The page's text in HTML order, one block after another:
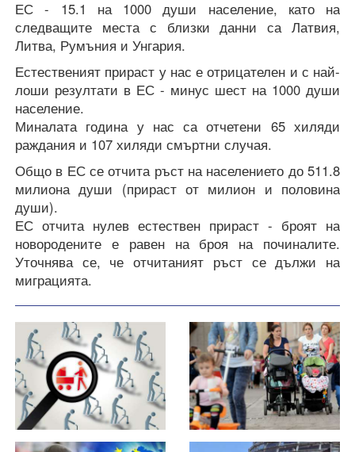
ЕС - 15.1 на 1000 души население, като на
следващите места с близки данни са Латвия,
Литва, Румъния и Унгария.
Естественият прираст у нас е отрицателен и с най-
лоши резултати в ЕС - минус шест на 1000 души
население.
Миналата година у нас са отчетени 65 хиляди
раждания и 107 хиляди смъртни случая.
Общо в ЕС се отчита ръст на населението до 511.8
милиона души (прираст от милион и половина
души).
ЕС отчита нулев естествен прираст - броят на
новородените е равен на броя на починалите.
Уточнява се, че отчитаният ръст се дължи на
миграцията.